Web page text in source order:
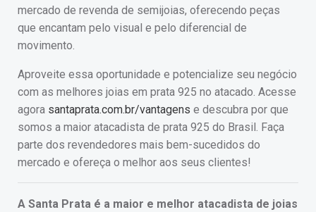
mercado de revenda de semijoias, oferecendo peças
que encantam pelo visual e pelo diferencial de
movimento.
Aproveite essa oportunidade e potencialize seu negócio
com as melhores joias em prata 925 no atacado. Acesse
agora santaprata.com.br/vantagens e descubra por que
somos a maior atacadista de prata 925 do Brasil. Faça
parte dos revendedores mais bem-sucedidos do
mercado e ofereça o melhor aos seus clientes!
A Santa Prata é a maior e melhor atacadista de joias